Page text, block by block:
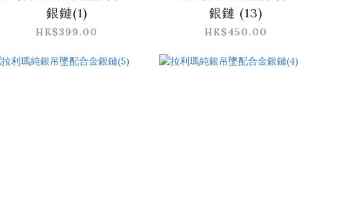
銀鏈(1)
HK$399.00
銀鏈 (13)
HK$450.00